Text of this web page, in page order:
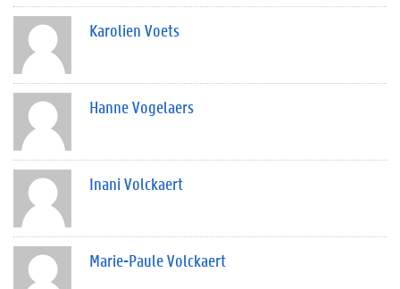
Karolien Voets
Hanne Vogelaers
Inani Volckaert
Marie-Paule Volckaert